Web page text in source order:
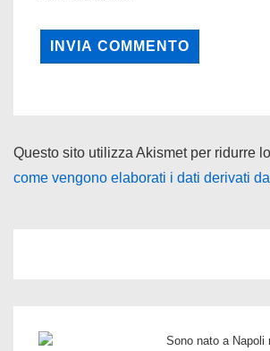
Questo sito utilizza Akismet per ridurre
come vengono elaborati i dati derivati
Sono nato a Napoli